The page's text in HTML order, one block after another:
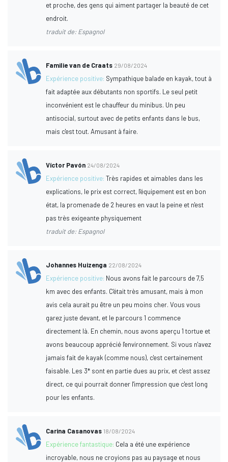
et proche, des gens qui aiment partager la beauté de cet
endroit.
traduit de: Espagnol
Familie van de Craats 29/08/2024
Expérience positive: Sympathique balade en kayak, tout à
fait adaptée aux débutants non sportifs. Le seul petit
inconvénient est le chauffeur du minibus. Un peu
antisocial, surtout avec de petits enfants dans le bus,
mais c'est tout. Amusant à faire.
Víctor Pavón 24/08/2024
Expérience positive:Très rapides et aimables dans les
explications, le prix est correct, l'équipement est en bon
état, la promenade de 2 heures en vaut la peine et n'est
pas très exigeante physiquement
traduit de: Espagnol
Johannes Huizenga 22/08/2024
Expérience positive: Nous avons fait le parcours de 7,5
km avec des enfants. C'était très amusant, mais à mon
avis cela aurait pu être un peu moins cher. Vous vous
garez juste devant, et le parcours 1 commence
directement là. En chemin, nous avons aperçu 1 tortue et
avons beaucoup apprécié l'environnement. Si vous n'avez
jamais fait de kayak (comme nous), c'est certainement
faisable. Les 3* sont en partie dues au prix, et c'est assez
direct, ce qui pourrait donner l'impression que c'est long
pour les enfants.
Carina Casanovas 18/08/2024
Expérience fantastique: Cela a été une expérience
incroyable, nous ne croyions pas au paysage et nous